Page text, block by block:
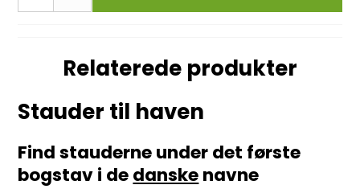
Relaterede produkter
Stauder til haven
Find stauderne under det første
bogstav i dedanskenavne